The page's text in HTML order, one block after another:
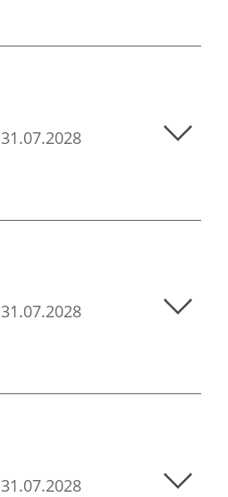
31.07.2028
31.07.2028
31.07.2028